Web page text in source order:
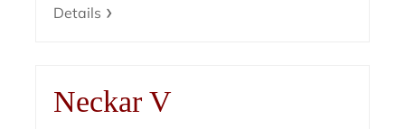
Details
Neckar V